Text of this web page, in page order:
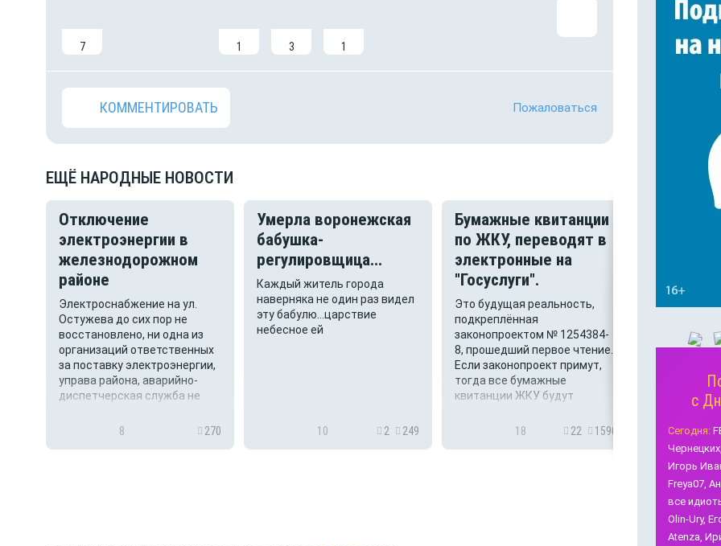
7 1 3 1
КОММЕНТИРОВАТЬ Пожаловаться
ЕЩЁ НАРОДНЫЕ НОВОСТИ
Отключение
электроэнергии в
железнодорожном
районе
Электроснабжение на ул.
Остужева до сих пор не
восстановлено, ни одна из
организаций ответственных
за поставку электроэнергии,
управа района, аварийно-
диспетчерская служба не
по поводу причины
8 270
Умерла воронежская
бабушка-
регулировщица...
Каждый житель города
наверняка не один раз видел
эту бабулю…царствие
небесное ей
10 2 249
Бумажные квитанции
по ЖКУ, переводят в
электронные на
"Госуслуги".
Это будущая реальность,
подкреплённая
законопроектом № 1254384-
8, прошедший первое чтение.
Если законопроект примут,
тогда все бумажные
квитанции ЖКУ будут
виде в цифровые
18 22 1590
Срочно!
РАНЕЕ
воды
Вопрос в
отключили
18:00)Если
котельной
такая,
относится
УК).
6
с
Сегодня:
Чернецких,
Игорь
Freya07,
все
Olin-Ury,
Atenza,